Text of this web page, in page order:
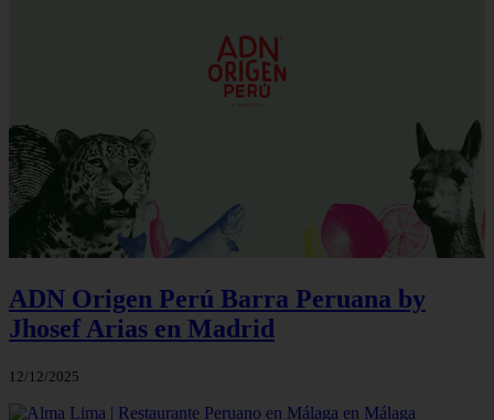
ADN Origen Perú Barra Peruana by
Jhosef Arias en Madrid
12/12/2025